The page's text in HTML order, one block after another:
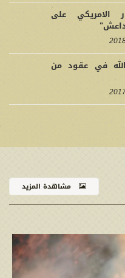
الامريكي على
في عقود من
مشاهدة المزيد